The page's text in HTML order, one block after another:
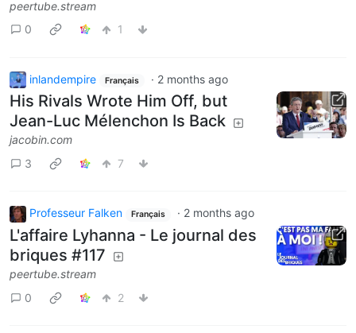
peertube.stream
0
1
inlandempire Français · 2 months ago
His Rivals Wrote Him Off, but
Jean-Luc Mélenchon Is Back
jacobin.com
3
7
Professeur Falken Français · 2 months ago
L'affaire Lyhanna - Le journal des
briques #117
peertube.stream
0
2